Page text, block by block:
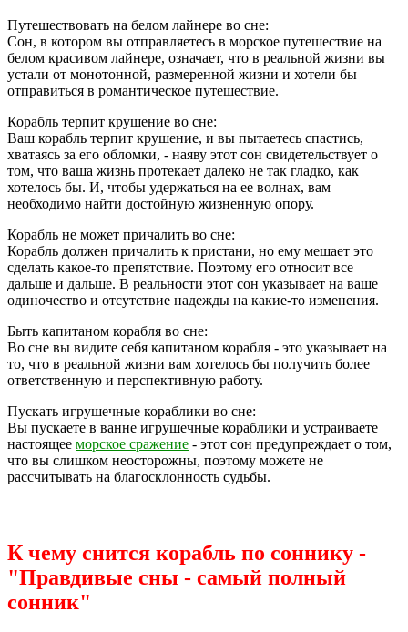
Путешествовать на белом лайнере во сне:
Сон, в котором вы отправляетесь в морское путешествие на
белом красивом лайнере, означает, что в реальной жизни вы
устали от монотонной, размеренной жизни и хотели бы
отправиться в романтическое путешествие.
Корабль терпит крушение во сне:
Ваш корабль терпит крушение, и вы пытаетесь спастись,
хватаясь за его обломки, - наяву этот сон свидетельствует о
том, что ваша жизнь протекает далеко не так гладко, как
хотелось бы. И, чтобы удержаться на ее волнах, вам
необходимо найти достойную жизненную опору.
Корабль не может причалить во сне:
Корабль должен причалить к пристани, но ему мешает это
сделать какое-то препятствие. Поэтому его относит все
дальше и дальше. В реальности этот сон указывает на ваше
одиночество и отсутствие надежды на какие-то изменения.
Быть капитаном корабля во сне:
Во сне вы видите себя капитаном корабля - это указывает на
то, что в реальной жизни вам хотелось бы получить более
ответственную и перспективную работу.
Пускать игрушечные кораблики во сне:
Вы пускаете в ванне игрушечные кораблики и устраиваете
настоящее морское сражение - этот сон предупреждает о том,
что вы слишком неосторожны, поэтому можете не
рассчитывать на благосклонность судьбы.
К чему снится корабль по соннику -
"Правдивые сны - самый полный
сонник"